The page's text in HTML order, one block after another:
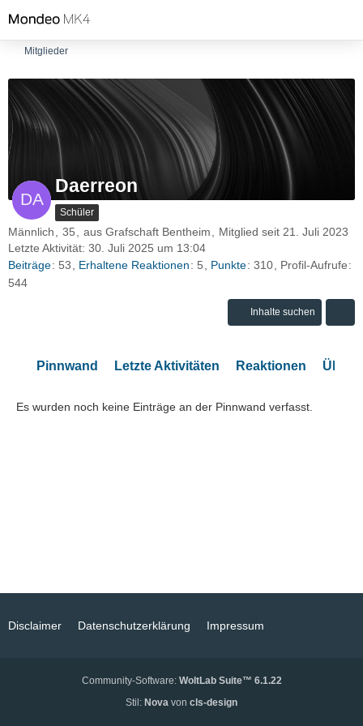
Mitglieder
Daerreon
Schüler
Männlich 35 aus Grafschaft Bentheim
Mitglied seit 21. Juli 2023
Letzte Aktivität: 30. Juli 2025 um 13:04
Beiträge
53 Erhaltene Reaktionen 5 Punkte 310
Profil-Aufrufe
544
Inhalte suchen
Pinnwand Letzte Aktivitäten Reaktionen Über
Es wurden noch keine Einträge an der Pinnwand verfasst.
Disclaimer Datenschutzerklärung Impressum
Community-Software: WoltLab Suite™ 6.1.22
Stil: Nova von cls-design